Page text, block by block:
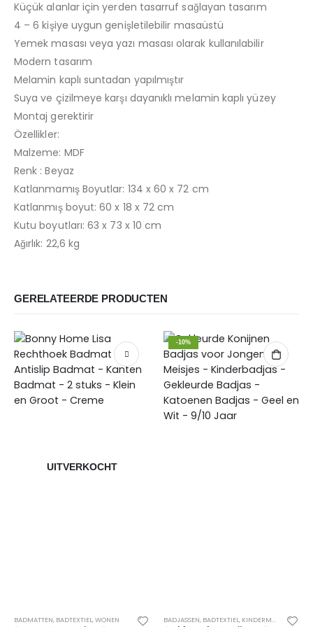
Küçük alanlar için yerden tasarruf sağlayan tasarım
4 – 6 kişiye uygun genişletilebilir masaüstü
Yemek masası veya yazı masası olarak kullanılabilir
Modern tasarım
Melamin kaplı suntadan yapılmıştır
Suya ve çizilmeye karşı dayanıklı melamin kaplı yüzey
Montaj gerektirir
Özellikler:
Malzeme: MDF
Renk : Beyaz
Katlanmamış Boyutlar: 134 x 60 x 72 cm
Katlanmış boyut: 60 x 18 x 72 cm
Kutu boyutları: 63 x 73 x 10 cm
Ağırlık: 22,6 kg
GERELATEERDE PRODUCTEN
UITVERKOCHT
BADMATTEN, BADTEXTIEL,WONEN
-10%
BADJASSEN, BADTEXTIEL, KINDERMODE ,MEISJES